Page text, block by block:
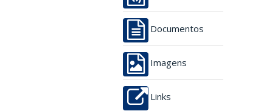
Documentos
Imagens
Links